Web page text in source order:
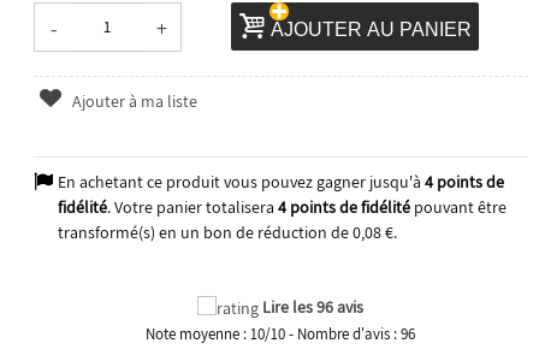
- + AJOUTER AU PANIER
Ajouter à ma liste
En achetant ce produit vous pouvez gagner jusqu'à 4points de
fidélité. Votre panier totalisera 4points de fidélitépouvant être
transformé(s) en un bon de réduction de0,08 €.
Lire les 96 avis
Note moyenne :10/10- Nombre d'avis :96